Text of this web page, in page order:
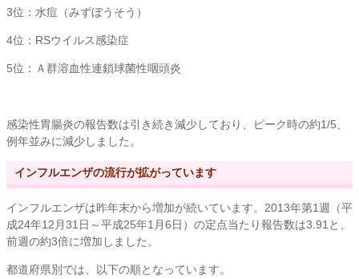
3位：水痘（みずぼうそう）
4位：RSウイルス感染症
5位：Ａ群溶血性連鎖球菌性咽頭炎
感染性胃腸炎の報告数は引き続き減少しており、ピーク時の約1/5、
例年並みに減少しました。
インフルエンザの流行が拡がっています
インフルエンザは昨年末から増加が続いています。2013年第1週（平
成24年12月31日～平成25年1月6日）の定点当たり報告数は3.91と、
前週の約3倍に増加しました。
都道府県別では、以下の順となっています。